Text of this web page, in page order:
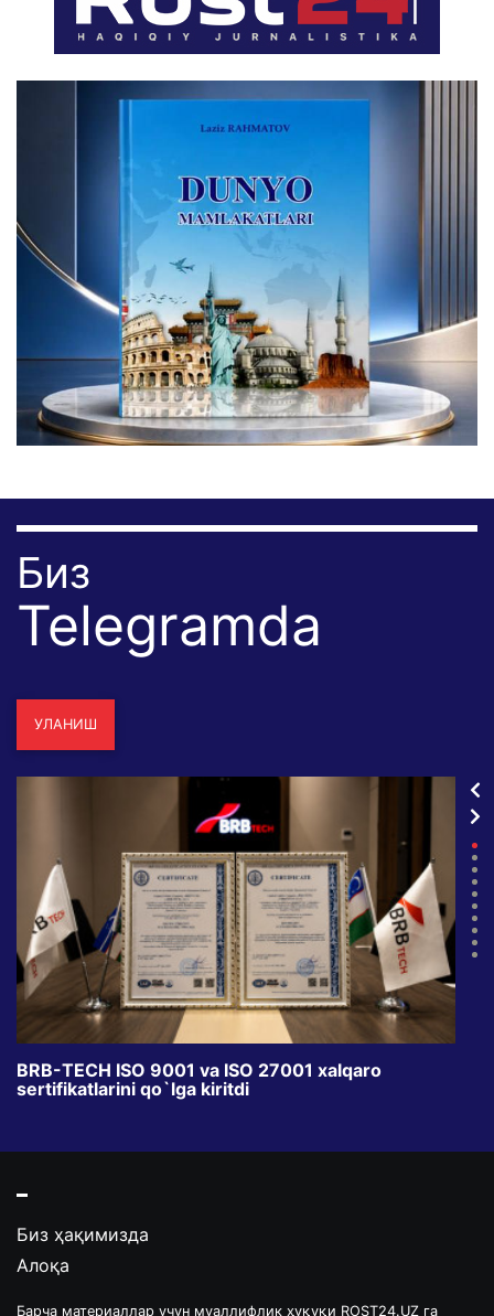
Биз
Telegramda
УЛАНИШ
BRB-TECH ISO 9001 va ISO 27001 xalqaro
sertifikatlarini qo`lga kiritdi
Биз ҳақимизда
Алоқа
Барча материаллар учун муаллифлик ҳуқуқи ROST24.UZ га